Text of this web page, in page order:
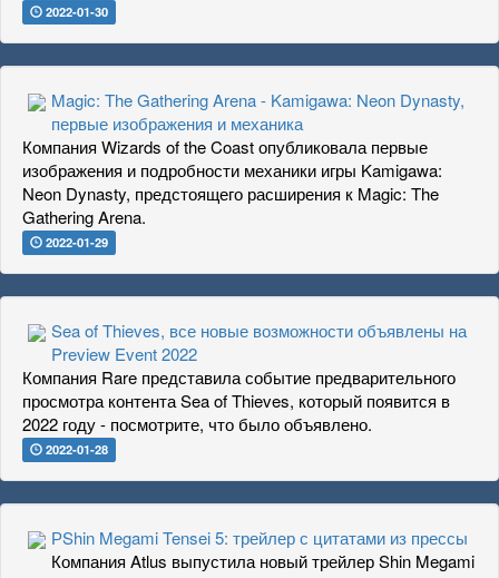
2022-01-30
Magic: The Gathering Arena - Kamigawa: Neon Dynasty,
первые изображения и механика
Компания Wizards of the Coast опубликовала первые
изображения и подробности механики игры Kamigawa:
Neon Dynasty, предстоящего расширения к Magic: The
Gathering Arena.
2022-01-29
Sea of Thieves, все новые возможности объявлены на
Preview Event 2022
Компания Rare представила событие предварительного
просмотра контента Sea of Thieves, который появится в
2022 году - посмотрите, что было объявлено.
2022-01-28
РShin Megami Tensei 5: трейлер с цитатами из прессы
Компания Atlus выпустила новый трейлер Shin Megami